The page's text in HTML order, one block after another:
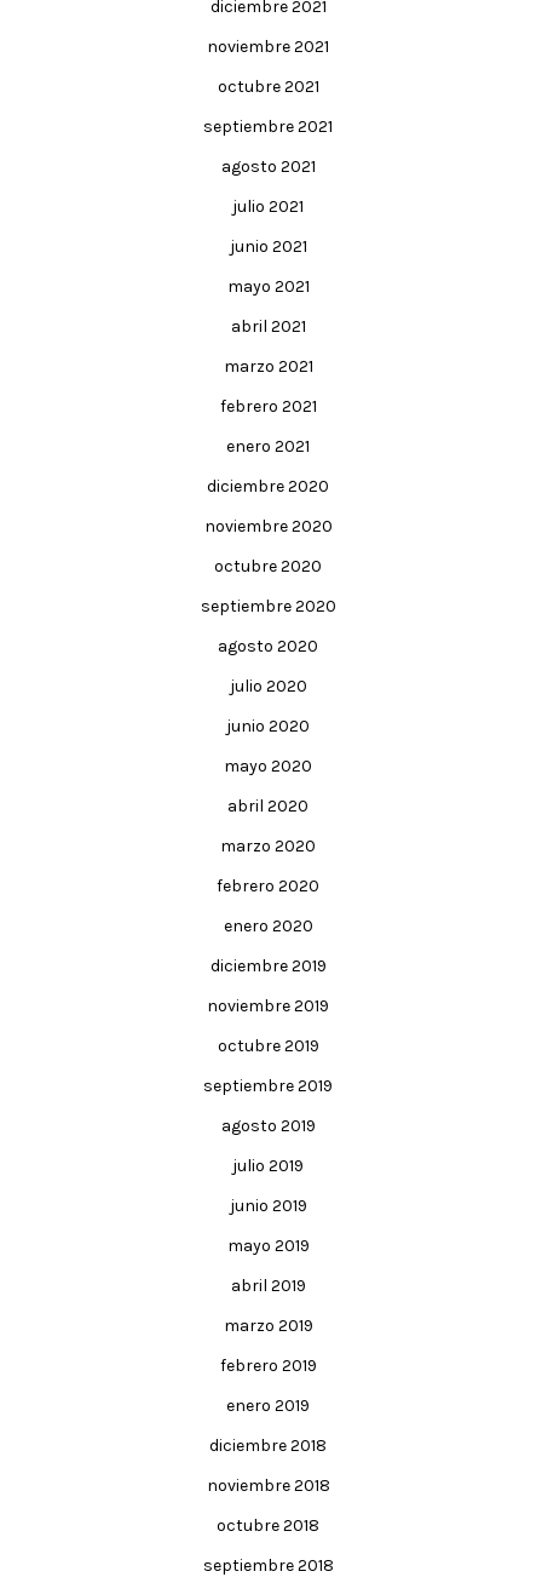
diciembre 2021
noviembre 2021
octubre 2021
septiembre 2021
agosto 2021
julio 2021
junio 2021
mayo 2021
abril 2021
marzo 2021
febrero 2021
enero 2021
diciembre 2020
noviembre 2020
octubre 2020
septiembre 2020
agosto 2020
julio 2020
junio 2020
mayo 2020
abril 2020
marzo 2020
febrero 2020
enero 2020
diciembre 2019
noviembre 2019
octubre 2019
septiembre 2019
agosto 2019
julio 2019
junio 2019
mayo 2019
abril 2019
marzo 2019
febrero 2019
enero 2019
diciembre 2018
noviembre 2018
octubre 2018
septiembre 2018